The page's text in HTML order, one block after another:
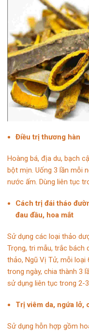
Điều trị thương hàn
Hoàng bá, địa du, bạch
bột mịn. Uống 3 lần mỗi
nước ấm. Dùng liên tục
Cách trị đái tháo
đau đầu, hoa mắt
Sử dụng các loại thảo
Trọng, tri mẫu, trắc bách
thảo, Ngũ Vị Tử, mỗi loại
trong ngày, chia thành 3
sử dụng liên tục trong 2-
Trị viêm da, ngứa lở,
Sử dụng hỗn hợp gồm